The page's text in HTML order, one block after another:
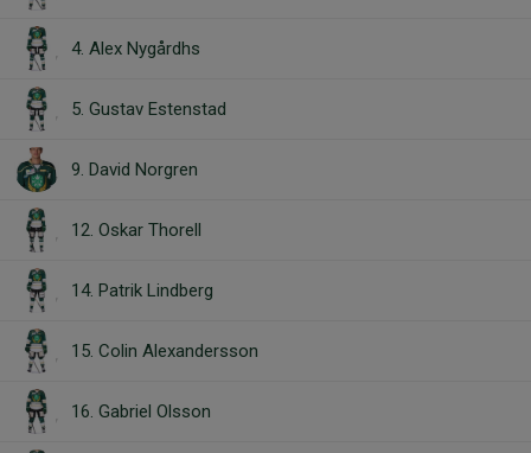
4. Alex Nygårdhs
5. Gustav Estenstad
9. David Norgren
12. Oskar Thorell
14. Patrik Lindberg
15. Colin Alexandersson
16. Gabriel Olsson